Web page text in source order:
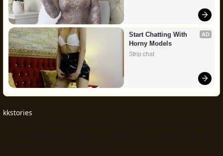
AD
Start Chatting With
Horny Models
Strip.chat
kkstories